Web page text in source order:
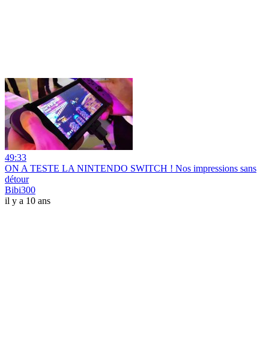
49:33
ON A TESTE LA NINTENDO SWITCH ! Nos impressions sans
détour
Bibi300
il y a 10 ans